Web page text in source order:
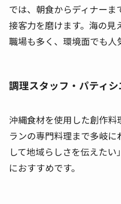
では、朝食からディナーま
接客力を磨けます。海の見
職場も多く、環境面でも人
調理スタッフ・パティシ
沖縄食材を使用した創作料
ランの専門料理まで多岐
して地域らしさを伝えた
におすすめです。